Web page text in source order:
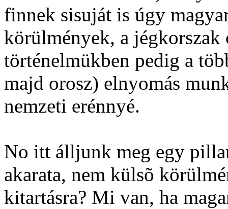
finnek sisuját is úgy
körülmények, a jégkorszak
történelmükben pedig a
majd orosz) elnyomás
nemzeti erénnyé.
No itt álljunk meg egy
akarata, nem külsõ
kitartásra? Mi van, ha